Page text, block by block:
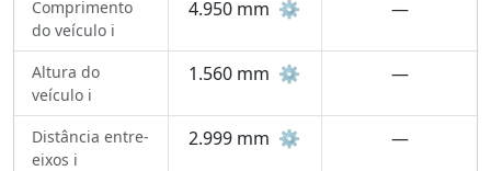
Comprimento
do veículo ℹ️
4.950 mm ⚙️ —
Altura do
veículo ℹ️
1.560 mm ⚙️ —
Distância entre-
eixos ℹ️
2.999 mm ⚙️ —